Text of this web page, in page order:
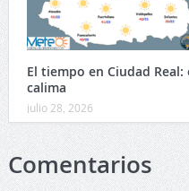
El tiempo en Ciudad
calima
julio 28, 2026
Comentarios